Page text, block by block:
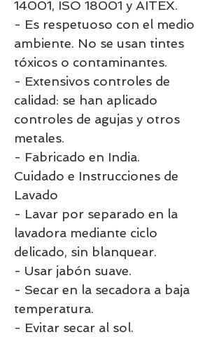
14001, ISO 18001 y AITEX.
- Es respetuoso con el medio
ambiente. No se usan tintes
tóxicos o contaminantes.
- Extensivos controles de
calidad: se han aplicado
controles de agujas y otros
metales.
- Fabricado en India.
Cuidado e Instrucciones de
Lavado
- Lavar por separado en la
lavadora mediante ciclo
delicado, sin blanquear.
- Usar jabón suave.
- Secar en la secadora a baja
temperatura.
- Evitar secar al sol.